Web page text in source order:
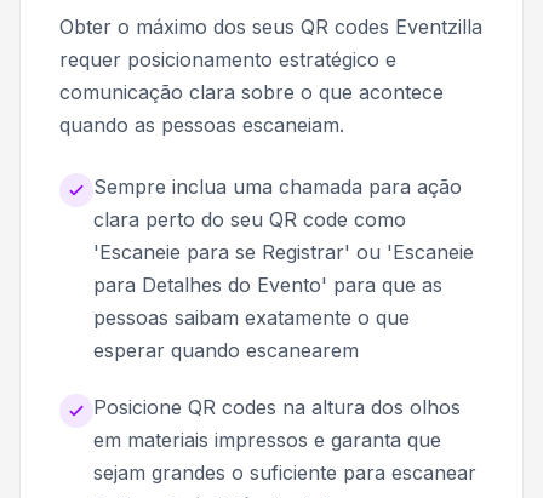
Obter o máximo dos seus QR codes Eventzilla
requer posicionamento estratégico e
comunicação clara sobre o que acontece
quando as pessoas escaneiam.
Sempre inclua uma chamada para ação
clara perto do seu QR code como
'Escaneie para se Registrar' ou 'Escaneie
para Detalhes do Evento' para que as
pessoas saibam exatamente o que
esperar quando escanearem
Posicione QR codes na altura dos olhos
em materiais impressos e garanta que
sejam grandes o suficiente para escanear